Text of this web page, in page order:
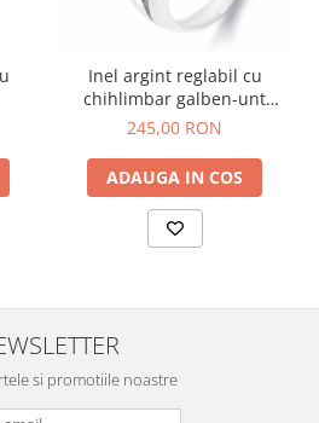
Inel argint reglabil cu
chihlimbar galben-unt
marchiz, 52-58
245,00 RON
ADAUGA IN COS
si promotiile noastre